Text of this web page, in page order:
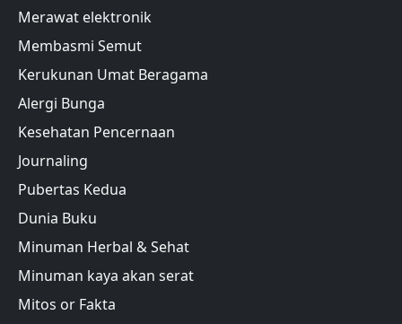
Merawat elektronik
Membasmi Semut
Kerukunan Umat Beragama
Alergi Bunga
Kesehatan Pencernaan
Journaling
Pubertas Kedua
Dunia Buku
Minuman Herbal & Sehat
Minuman kaya akan serat
Mitos or Fakta